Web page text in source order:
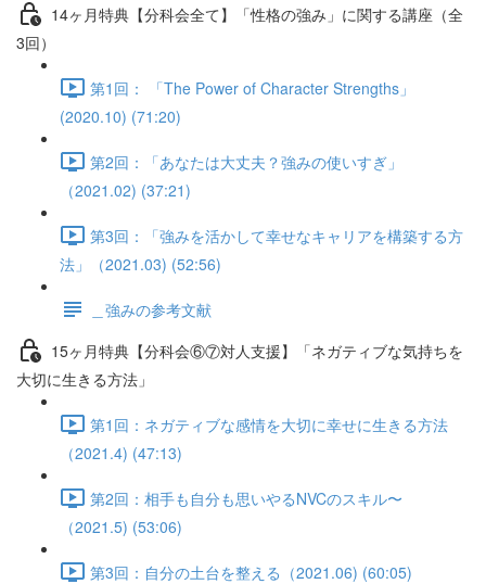
14ヶ月特典【分科会全て】「性格の強み」に関する講座（全
3回）
第1回： 「The Power of Character Strengths」
(2020.10) (71:20)
第2回：「あなたは大丈夫？強みの使いすぎ」
（2021.02) (37:21)
第3回：「強みを活かして幸せなキャリアを構築する方
法」（2021.03) (52:56)
＿強みの参考文献
15ヶ月特典【分科会⑥⑦対人支援】「ネガティブな気持ちを
大切に生きる方法」
第1回：ネガティブな感情を大切に幸せに生きる方法
（2021.4) (47:13)
第2回：相手も自分も思いやるNVCのスキル〜
（2021.5) (53:06)
第3回：自分の土台を整える（2021.06) (60:05)